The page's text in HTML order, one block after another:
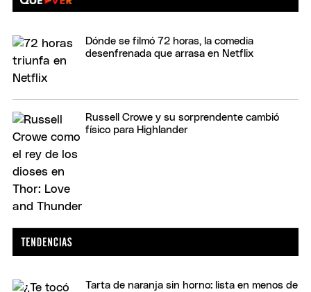
Dónde se filmó 72 horas, la comedia
desenfrenada que arrasa en Netflix
Russell Crowe y su sorprendente cambió
físico para Highlander
Tarta de naranja sin horno: lista en menos de